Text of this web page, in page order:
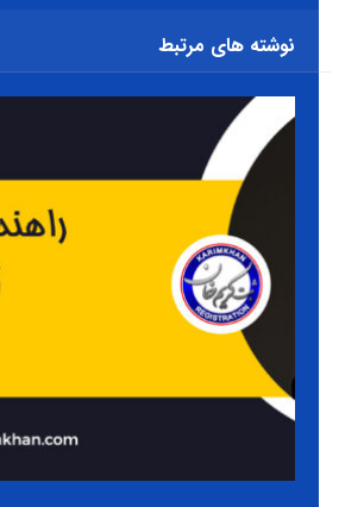
نوشته های مرتبط